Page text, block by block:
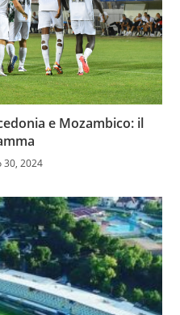
e Mozambico: il
30, 2024